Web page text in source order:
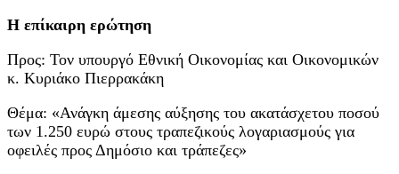
Η επίκαιρη ερώτηση
Προς: Τον υπουργό Εθνική Οικονομίας και Οικονομικών
κ. Κυριάκο Πιερρακάκη
Θέμα: «Ανάγκη άμεσης αύξησης του ακατάσχετου ποσού
των 1.250 ευρώ στους τραπεζικούς λογαριασμούς για
οφειλές προς Δημόσιο και τράπεζες»